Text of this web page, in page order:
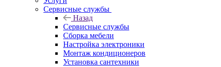
Сервисные службы
Назад
Сервисные службы
Сборка мебели
Настройка электроники
Монтаж кондиционеров
Установка сантехники